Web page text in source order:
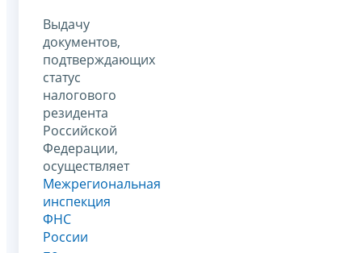
Выдачу
документов,
подтверждающих
статус
налогового
резидента
Российской
Федерации,
осуществляет
Межрегиональная
инспекция
ФНС
России